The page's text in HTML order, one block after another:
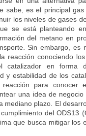
sabe, es el principal gas
los niveles de gases
se está planteando
del metano en
Sin embargo, es
reacción conociendo
catalizador en forma
y estabilidad de los
reacción para
una idea de
mediano plazo. El
del ODS13
que busca mitigar los